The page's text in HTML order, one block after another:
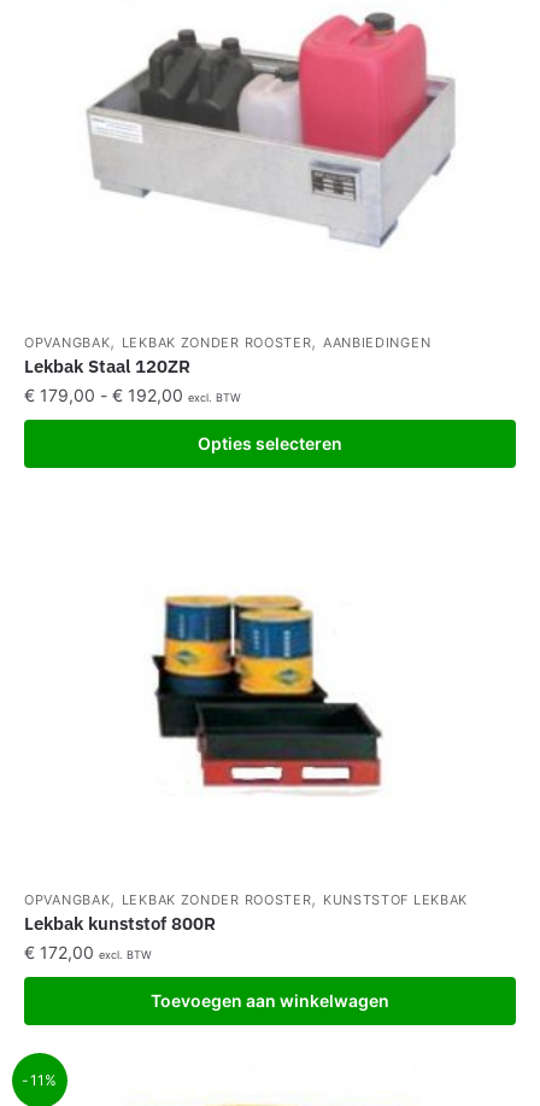
OPVANGBAK, LEKBAK ZONDER ROOSTER, AANBIEDINGEN
Lekbak Staal 120ZR
€ 179,00 - € 192,00 excl. BTW
Opties selecteren
OPVANGBAK, LEKBAK ZONDER ROOSTER, KUNSTSTOF LEKBAK
Lekbak kunststof 800R
€ 172,00 excl. BTW
Toevoegen aan winkelwagen
-11%